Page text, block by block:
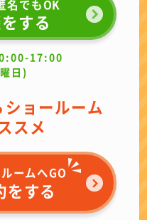
名でもOK
する
17:00
日)
ョールーム
スメ
ームへGO
をする